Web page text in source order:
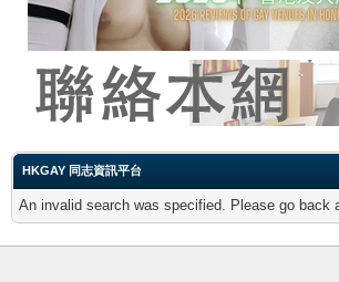
HKGAY 同志資訊平台
An invalid search was specified. Please go back